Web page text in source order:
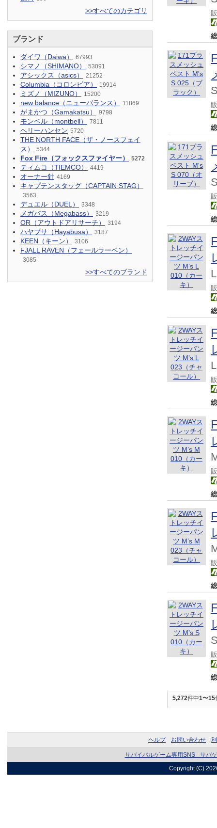
5,272件中1〜15
>>すべてのカテゴリ
ブランド
ダイワ（Daiwa） 67993
シマノ（SHIMANO） 53091
アシックス（asics） 21252
Columbia（コロンビア） 19914
ミズノ（MIZUNO） 15200
new balance（ニューバランス） 11869
がまかつ（Gamakatsu） 9798
モンベル（montbell） 7811
ヘリーハンセン 5720
THE NORTH FACE（ザ・ノースフェイ
ス）
5344
Fox Fire（フォックスファイヤー） 5272
ティムコ（TIEMCO） 4419
オーナー針 4169
キャプテンスタッグ（CAPTAIN STAG）
3563
デュエル（DUEL） 3348
メガバス（Megabass） 3219
OR（アウトドアリサーチ） 3194
ハヤブサ（Hayabusa） 3187
KEEN（キーン） 3106
FJALL RAVEN（フェールラーベン）
3085
>>すべてのブランド
ヘルプ お問い合わせ
サバイバルゲーム専用SNS - サバ
Copyright (C)